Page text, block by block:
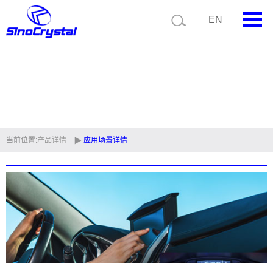
EN
技术支持
视频中心
新闻中心
联系我们
定制品
当前位置:产品详情 应用场景详情